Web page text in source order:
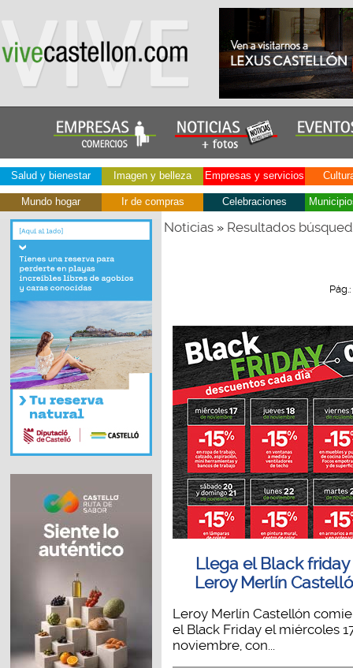
Salud y bienestar Imagen y belleza Empresas y servicios
Mundo hogar Ir de compras Celebraciones
Noticias» Resultados
Pág.:
Llega el Black friday
Leroy Merlín
Leroy Merlín Castellón
el Black Friday el miércoles
noviembre, con...